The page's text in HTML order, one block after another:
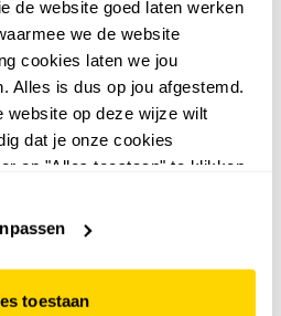
de website goed laten werken
we de website
cookies laten we jou
Alles is dus op jou afgestemd.
website op deze wijze wilt
dat je onze cookies
op "Alles toestaan" te klikken.
toestaan